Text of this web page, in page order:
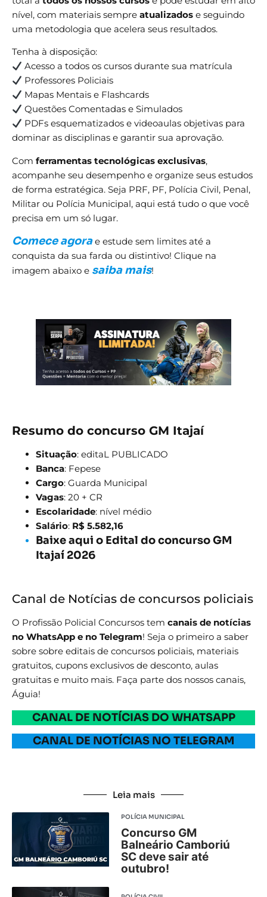
nível, com materiais sempre atualizados e seguindo
uma metodologia que acelera seus resultados.
Tenha à disposição:
Acesso a todos os cursos durante sua matrícula
Professores Policiais
Mapas Mentais e Flashcards
Questões Comentadas e Simulados
PDFs esquematizados e videoaulas objetivas para
dominar as disciplinas e garantir sua aprovação.
Com ferramentas tecnológicas exclusivas,
acompanhe seu desempenho e organize seus estudos
de forma estratégica. Seja PRF, PF, Polícia Civil, Penal,
Militar ou Polícia Municipal, aqui está tudo o que você
precisa em um só lugar.
Comece agorae estude sem limites até a
conquista da sua farda ou distintivo! Clique na
imagem abaixo e saiba mais!
Resumo do concurso GM Itajaí
Situação: editaL PUBLICADO
Banca: Fepese
Cargo: Guarda Municipal
Vagas: 20 + CR
Escolaridade: nível médio
Salário: R$ 5.582,16
Baixe aqui o Edital do concurso GM
Itajaí 2026
Canal de Notícias de concursos policiais
O Profissão Policial Concursos tem canais de notícias
no WhatsApp e no Telegram! Seja o primeiro a saber
sobre sobre editais de concursos policiais, materiais
gratuitos, cupons exclusivos de desconto, aulas
gratuitas e muito mais. Faça parte dos nossos canais,
Águia!
CANAL DE NOTÍCIAS DO WHATSAPP
CANAL DE NOTÍCIAS NO TELEGRAM
Leia mais
POLÍCIA MUNICIPAL
Concurso GM
Balneário Camboriú
SC deve sair até
outubro!